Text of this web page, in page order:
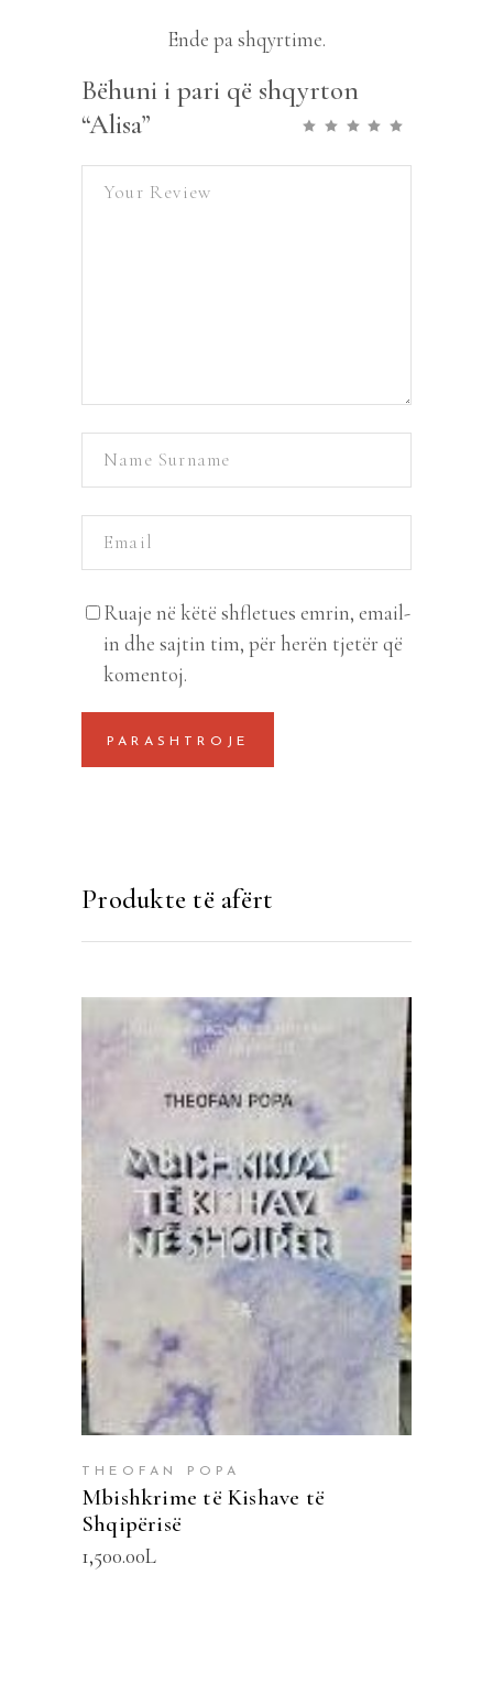
Ende pa shqyrtime.
Bëhuni i pari që shqyrton
“Alisa”
Ruaje në këtë shfletues emrin, email-
in dhe sajtin tim, për herën tjetër që
komentoj.
Produkte të afërt
SHTOJE NË SHPORTË
THEOFAN POPA
Mbishkrime të Kishave të
Shqipërisë
1,500.00L